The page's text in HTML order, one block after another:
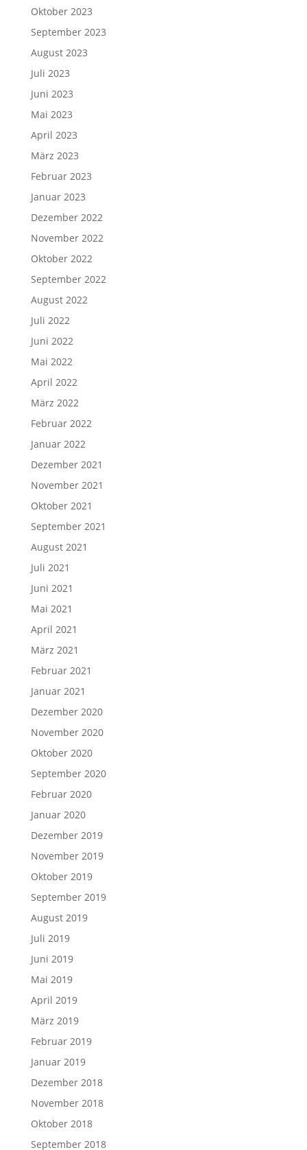
Oktober 2023
September 2023
August 2023
Juli 2023
Juni 2023
Mai 2023
April 2023
März 2023
Februar 2023
Januar 2023
Dezember 2022
November 2022
Oktober 2022
September 2022
August 2022
Juli 2022
Juni 2022
Mai 2022
April 2022
März 2022
Februar 2022
Januar 2022
Dezember 2021
November 2021
Oktober 2021
September 2021
August 2021
Juli 2021
Juni 2021
Mai 2021
April 2021
März 2021
Februar 2021
Januar 2021
Dezember 2020
November 2020
Oktober 2020
September 2020
Februar 2020
Januar 2020
Dezember 2019
November 2019
Oktober 2019
September 2019
August 2019
Juli 2019
Juni 2019
Mai 2019
April 2019
März 2019
Februar 2019
Januar 2019
Dezember 2018
November 2018
Oktober 2018
September 2018